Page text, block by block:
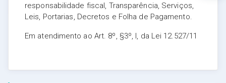
responsabilidade fiscal, Transparência, Serviços,
Leis, Portarias, Decretos e Folha de Pagamento.
Em atendimento ao Art. 8º, §3º, I, da Lei 12.527/11